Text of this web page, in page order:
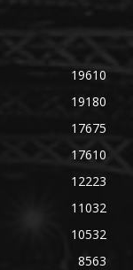
19610
19180
17675
17610
12223
11032
10532
8563